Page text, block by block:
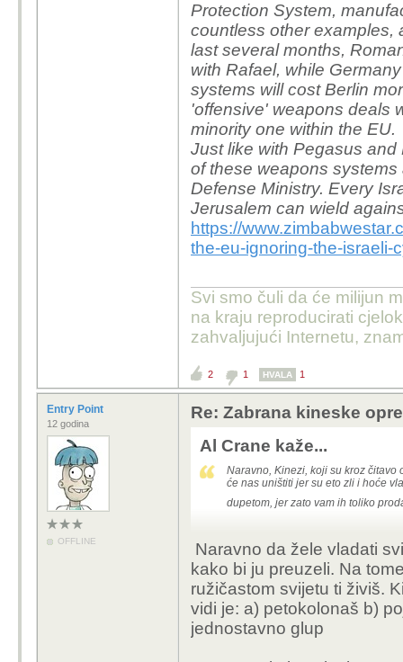
Protection System,
countless other examples,
last several months,
with Rafael, while
systems will cost Berlin
'offensive' weapons deals
minority one within the EU.
Just like with Pegasus
of these weapons
Defense Ministry. Every
Jerusalem can wield
https://
the-eu-ignoring-the-israeli-
Svi smo čuli da će milijun
na kraju reproducirati
zahvaljujući Internetu,
2 1 HVALA 1
Entry Point
12 godina
OFFLINE
Re: Zabrana kineske
Al Crane kaže...
Naravno, Kinezi, koji su kroz
će nas uništiti jer su eto zli i hoće
dupetom, jer zato vam ih toliko
Naravno da žele vladati
kako bi ju preuzeli. Na
ružičastom svijetu ti živiš.
vidi je: a) petokolonaš b)
jednostavno glup